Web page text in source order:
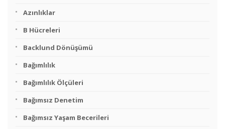
Azınlıklar
B Hücreleri
Backlund Dönüşümü
Bağımlılık
Bağımlılık Ölçüleri
Bağımsız Denetim
Bağımsız Yaşam Becerileri